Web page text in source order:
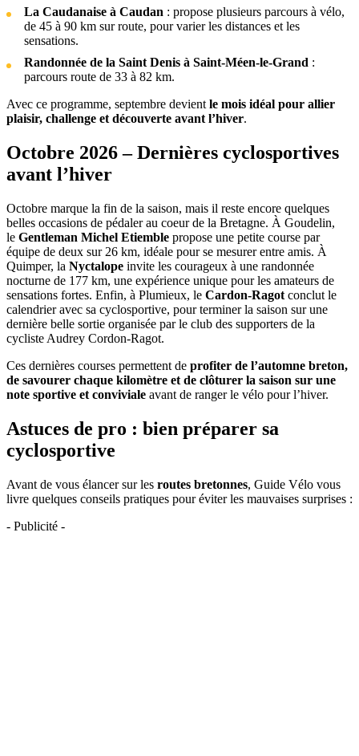
La Caudanaise à Caudan : propose plusieurs parcours à vélo,
de 45 à 90 km sur route, pour varier les distances et les
sensations.
Randonnée de la Saint Denis à Saint-Méen-le-Grand :
parcours route de 33 à 82 km.
Avec ce programme, septembre devientle mois idéal pour allier
plaisir, challenge et découverte avant l’hiver.
Octobre 2026 – Dernières cyclosportives
avant l’hiver
Octobre marque la fin de la saison, mais il reste encore quelques
belles occasions de pédaler au coeur de la Bretagne. À Goudelin,
le Gentleman Michel Etiemble propose une petite course par
équipe de deux sur 26 km, idéale pour se mesurer entre amis. À
Quimper, la Nyctalope invite les courageux à une randonnée
nocturne de 177 km, une expérience unique pour les amateurs de
sensations fortes. Enfin, à Plumieux, le Cardon-Ragot conclut le
calendrier avec sa cyclosportive, pour terminer la saison sur une
dernière belle sortie organisée par le club des supporters de la
cycliste Audrey Cordon-Ragot.
Ces dernières courses permettent de profiter de l’automne breton,
de savourer chaque kilomètre et de clôturer la saison sur une
note sportive et conviviale avant de ranger le vélo pour l’hiver.
Astuces de pro : bien préparer sa
cyclosportive
Avant de vous élancer sur les routes bretonnes, Guide Vélo vous
livre quelques conseils pratiques pour éviter les mauvaises surprises :
- Publicité -